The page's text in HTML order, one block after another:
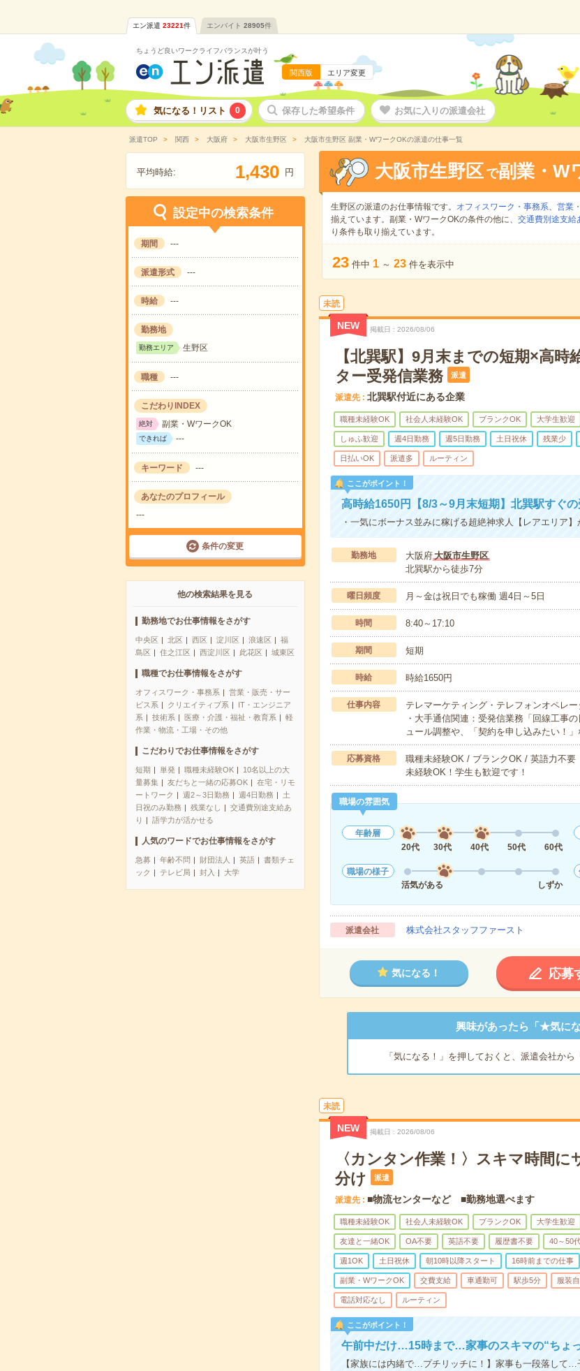
エン派遣 23221件 エンバイト 28905件
ちょうど良いワークライフバランスが叶う
関西版 エリア変更
気になる！リスト 0 保存した希望条件 お気に入りの派遣会社
派遣TOP 関西 大阪府 大阪市生野区 大阪市生野区 副業・WワークOKの派遣の仕事一覧
平均時給: 1,430 円
設定中の検索条件
期間 ---
派遣形式 ---
時給 ---
勤務地
勤務エリア 生野区
職種 ---
こだわりINDEX
絶対 副業・WワークOK
できれば ---
キーワード ---
あなたのプロフィール
---
条件の変更
他の検索結果を見る
勤務地でお仕事情報をさがす
中央区 北区 西区 淀川区 浪速区
福
島区
住之江区 西淀川区 此花区 城東区
職種でお仕事情報をさがす
オフィスワーク・事務系
営業・販売・サー
ビス系
クリエイティブ系
IT・エンジニア
系
技術系 医療・介護・福祉・教育系
軽
作業・物流・工場・その他
こだわりでお仕事情報をさがす
短期 単発 職種未経験OK
10名以上の大
量募集
友だちと一緒の応募OK
在宅・リモ
ートワーク
週2～3日勤務 週4日勤務
土
日祝のみ勤務
残業なし
交通費別途支給あ
り
語学力が活かせる
人気のワードでお仕事情報をさがす
急募 年齢不問 財団法人 英語
書類チェ
ック
テレビ局 封入 大学
大阪市生野区 で副業・W
生野区の派遣のお仕事情報です。 オフィスワーク・事務系、 営業
揃えています。副業・WワークOKの条件の他に、 交通費別途支給
り条件も取り揃えています。
23 件中 1 ～ 23 件を表示中
未読
NEW 掲載日 2026/08/06
【北巽駅】9月末までの短期×高
ター受発信業務
派遣
派遣先 北巽駅付近にある企業
職種未経験OK 社会人未経験OK ブランクOK 大学生歓迎
しゅふ歓迎 週4日勤務 週5日勤務 土日祝休 残業少
日払いOK 派遣多 ルーティン
ここがポイント！
高時給1650円【8/3～9月末短期】北巽駅すぐの
・一気にボーナス並みに稼げる超絶神求人【レアエリア
勤務地 大阪府大阪市生野区
北巽駅から徒歩7分
曜日頻度 月～金は祝日でも稼働 週4日～5日
時間 8:40～17:10
期間 短期
時給 時給1650円
仕事内容
テレマーケティング・テレフォンオペレ
・大手通信関連：受発信業務「回線工事
ュール調整や、「契約を申し込みたい！
応募資格
職種未経験OK / ブランクOK / 英語力不要
未経験OK！学生も歓迎です！
職場の雰囲気
年齢層
20代
30代 40代 50代 60代
職場の様子
活気がある
しずか
派遣会社 株式会社スタッフファースト
気になる！ 応募
興味があったら「★気に
「気になる！」を押しておくと、派遣会社から
未読
NEW 掲載日 2026/08/06
〈カンタン作業！〉スキマ時間
分け
派遣
派遣先 ■物流センターなど ■勤務地選べます
職種未経験OK 社会人未経験OK ブランクOK 大学生歓迎
友達と一緒OK OA不要 英語不要 履歴書不要 40～50
週1OK 土日祝休 朝10時以降スタート 16時前までの仕事
副業・WワークOK 交費支給 車通勤可 駅歩5分 服装
電話対応なし ルーティン
ここがポイント！
午前中だけ…15時まで…家事のスキマの“ちょ
【家族には内緒で…プチリッチに！】家事も一段落して